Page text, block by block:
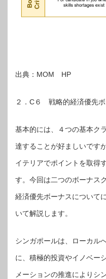
出典：MOM HP
２．C６ 戦略的経済優先
基本的には、４つの基本ク
達することが好ましいです
イテリアでポイントを取得
す。今回は二つのボーナス
経済優先ボーナスについて
いて解説します。
シンガポールは、ローカル
に、積極的投資やイノベー
メーションの推進によりシ